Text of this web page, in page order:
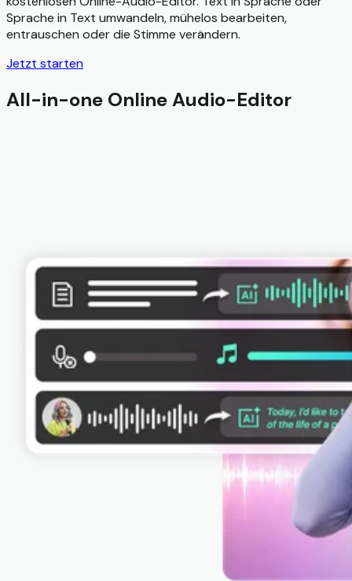
Sprache in Text umwandeln, mühelos bearbeiten,
entrauschen oder die Stimme verändern.
Jetzt starten
All-in-one Online Audio-Editor